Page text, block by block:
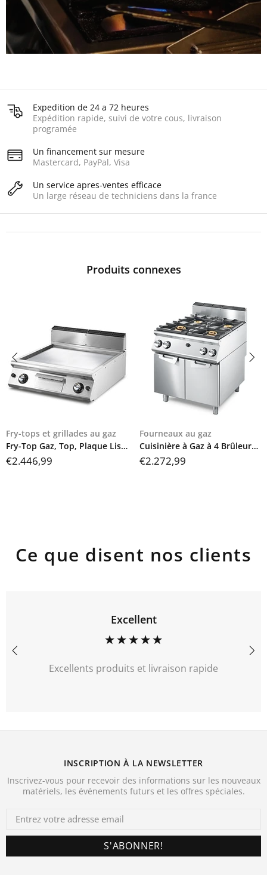
Expedition de 24 a 72 heures
Expédition rapide, suivi de votre cous, livraison
programée
Un financement sur mesure
Mastercard, PayPal, Visa
Un service apres-ventes efficace
Un large réseau de techniciens dans la france
Produits connexes
Fry-tops et grillades au gaz
Fry-Top Gaz, Top, Plaque Lisse Chromée, VS9080FTGVCRT
€2.446,99
Fourneaux au gaz
Cuisinière à Gaz à 4 Brûleurs Sur Soubassement Avec Portes, Plateau De Travail Emboutie, VS9080PCGSP
€2.272,99
Ce que disent nos clients
Excellent
Excellents produits et livraison rapide
INSCRIPTION À LA NEWSLETTER
Inscrivez-vous pour recevoir des informations sur les nouveaux
matériels, les événements futurs et les offres spéciales.